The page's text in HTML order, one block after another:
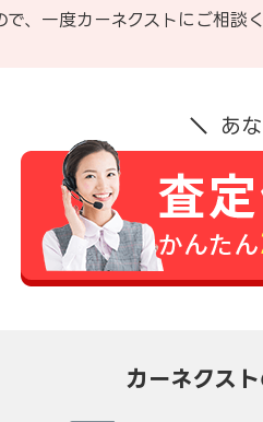
で、一度カーネクストにご相談く
あ
カーネクス